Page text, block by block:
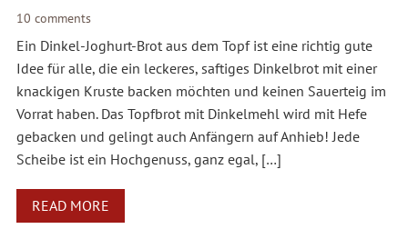
10 comments
Ein Dinkel-Joghurt-Brot aus dem Topf ist eine richtig gute
Idee für alle, die ein leckeres, saftiges Dinkelbrot mit einer
knackigen Kruste backen möchten und keinen Sauerteig im
Vorrat haben. Das Topfbrot mit Dinkelmehl wird mit Hefe
gebacken und gelingt auch Anfängern auf Anhieb! Jede
Scheibe ist ein Hochgenuss, ganz egal, […]
READ MORE